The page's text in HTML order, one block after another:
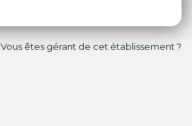
Vous êtes gérant de cet établissement ?